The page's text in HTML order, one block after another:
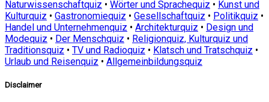
Naturwissenschaftquiz • Wörter und Sprachequiz • Kunst und
Kulturquiz • Gastronomiequiz • Gesellschaftquiz • Politikquiz •
Handel und Unternehmenquiz • Architekturquiz • Design und
Modequiz • Der Menschquiz • Religionquiz, Kulturquiz und
Traditionsquiz • TV und Radioquiz • Klatsch und Tratschquiz •
Urlaub und Reisenquiz • Allgemeinbildungsquiz
Disclaimer